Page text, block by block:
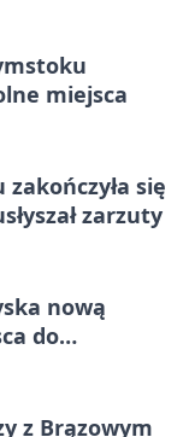
miejsca
się
zarzuty
nową
do
z Brązowym